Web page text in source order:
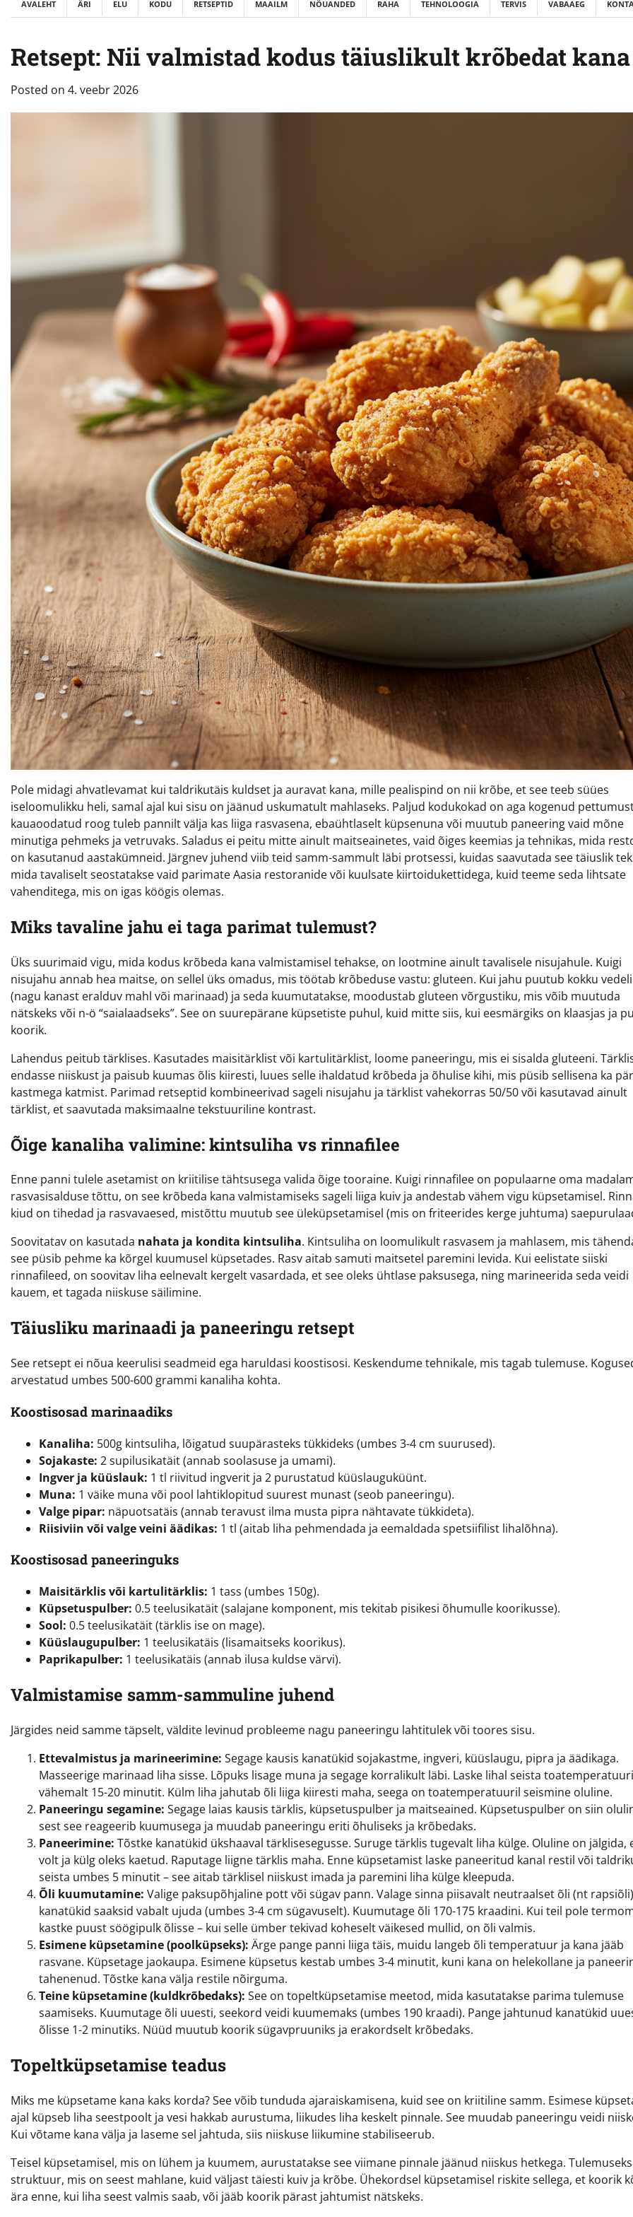
AVALEHT ÄRI ELU KODU RETSEPTID MAAILM NÕUANDED RAHA TEHNOLOOGIA TERVIS VABAAEG
Retsept: Nii valmistad kodus täiuslikult krõbedat kana
Posted on 4. veebr 2026
Pole midagi ahvatlevamat kui taldrikutäis kuldset ja auravat kana, mille pealispind on nii krõbe, et see teeb süües
iseloomulikku heli, samal ajal kui sisu on jäänud uskumatult mahlaseks. Paljud kodukokad on aga kogenud
kauaoodatud roog tuleb pannilt välja kas liiga rasvasena, ebaühtlaselt küpsenuna või muutub paneering vaid mõne
minutiga pehmeks ja vetruvaks. Saladus ei peitu mitte ainult maitseainetes, vaid õiges keemias ja tehnikas, mida
on kasutanud aastakümneid. Järgnev juhend viib teid samm-sammult läbi protsessi, kuidas saavutada see täiuslik
mida tavaliselt seostatakse vaid parimate Aasia restoranide või kuulsate kiirtoidukettidega, kuid teeme seda lihtsate
vahenditega, mis on igas köögis olemas.
Miks tavaline jahu ei taga parimat tulemust?
Üks suurimaid vigu, mida kodus krõbeda kana valmistamisel tehakse, on lootmine ainult tavalisele nisujahule. Kuigi
nisujahu annab hea maitse, on sellel üks omadus, mis töötab krõbeduse vastu: gluteen. Kui jahu puutub kokku
(nagu kanast eralduv mahl või marinaad) ja seda kuumutatakse, moodustab gluteen võrgustiku, mis võib muutuda
nätskeks või n-ö “saialaadseks”. See on suurepärane küpsetiste puhul, kuid mitte siis, kui eesmärgiks on klaasjas ja
koorik.
Lahendus peitub tärklises. Kasutades maisitärklist või kartulitärklist, loome paneeringu, mis ei sisalda gluteeni.
endasse niiskust ja paisub kuumas õlis kiiresti, luues selle ihaldatud krõbeda ja õhulise kihi, mis püsib sellisena ka
kastmega katmist. Parimad retseptid kombineerivad sageli nisujahu ja tärklist vahekorras 50/50 või kasutavad ainult
tärklist, et saavutada maksimaalne tekstuuriline kontrast.
Õige kanaliha valimine: kintsuliha vs rinnafilee
Enne panni tulele asetamist on kriitilise tähtsusega valida õige tooraine. Kuigi rinnafilee on populaarne oma
rasvasisalduse tõttu, on see krõbeda kana valmistamiseks sageli liiga kuiv ja andestab vähem vigu küpsetamisel.
kiud on tihedad ja rasvavaesed, mistõttu muutub see üleküpsetamisel (mis on friteerides kerge juhtuma)
Soovitatav on kasutada nahata ja kondita kintsuliha. Kintsuliha on loomulikult rasvasem ja mahlasem, mis
see püsib pehme ka kõrgel kuumusel küpsetades. Rasv aitab samuti maitsetel paremini levida. Kui eelistate siiski
rinnafileed, on soovitav liha eelnevalt kergelt vasardada, et see oleks ühtlase paksusega, ning marineerida seda veidi
kauem, et tagada niiskuse säilimine.
Täiusliku marinaadi ja paneeringu retsept
See retsept ei nõua keerulisi seadmeid ega haruldasi koostisosi. Keskendume tehnikale, mis tagab tulemuse.
arvestatud umbes 500-600 grammi kanaliha kohta.
Koostisosad marinaadiks
Kanaliha: 500g kintsuliha, lõigatud suupärasteks tükkideks (umbes 3-4 cm suurused).
Sojakaste: 2 supilusikatäit (annab soolasuse ja umami).
Ingver ja küüslauk: 1 tl riivitud ingverit ja 2 purustatud küüslauguküünt.
Muna: 1 väike muna või pool lahtiklopitud suurest munast (seob paneeringu).
Valge pipar: näpuotsatäis (annab teravust ilma musta pipra nähtavate tükkideta).
Riisiviin või valge veini äädikas: 1 tl (aitab liha pehmendada ja eemaldada spetsiifilist lihalõhna).
Koostisosad paneeringuks
Maisitärklis või kartulitärklis: 1 tass (umbes 150g).
Küpsetuspulber: 0.5 teelusikatäit (salajane komponent, mis tekitab pisikesi õhumulle koorikusse).
Sool: 0.5 teelusikatäit (tärklis ise on mage).
Küüslaugupulber: 1 teelusikatäis (lisamaitseks koorikus).
Paprikapulber: 1 teelusikatäis (annab ilusa kuldse värvi).
Valmistamise samm-sammuline juhend
Järgides neid samme täpselt, väldite levinud probleeme nagu paneeringu lahtitulek või toores sisu.
Ettevalmistus ja marineerimine: Segage kausis kanatükid sojakastme, ingveri, küüslaugu, pipra ja äädikaga.
Masseerige marinaad liha sisse. Lõpuks lisage muna ja segage korralikult läbi. Laske lihal seista
vähemalt 15-20 minutit. Külm liha jahutab õli liiga kiiresti maha, seega on toatemperatuuril seismine oluline.
Paneeringu segamine: Segage laias kausis tärklis, küpsetuspulber ja maitseained. Küpsetuspulber on siin
sest see reageerib kuumusega ja muudab paneeringu eriti õhuliseks ja krõbedaks.
Paneerimine: Tõstke kanatükid ükshaaval tärklisesegusse. Suruge tärklis tugevalt liha külge. Oluline on jälgida,
volt ja külg oleks kaetud. Raputage liigne tärklis maha. Enne küpsetamist laske paneeritud kanal restil või
seista umbes 5 minutit – see aitab tärklisel niiskust imada ja paremini liha külge kleepuda.
Õli kuumutamine: Valige paksupõhjaline pott või sügav pann. Valage sinna piisavalt neutraalset õli (nt
kanatükid saaksid vabalt ujuda (umbes 3-4 cm sügavuselt). Kuumutage õli 170-175 kraadini. Kui teil pole
kastke puust söögipulk õlisse – kui selle ümber tekivad koheselt väikesed mullid, on õli valmis.
Esimene küpsetamine (poolküpseks): Ärge pange panni liiga täis, muidu langeb õli temperatuur ja kana jääb
rasvane. Küpsetage jaokaupa. Esimene küpsetus kestab umbes 3-4 minutit, kuni kana on helekollane ja
tahenenud. Tõstke kana välja restile nõirguma.
Teine küpsetamine (kuldkrõbedaks): See on topeltküpsetamise meetod, mida kasutatakse parima tulemuse
saamiseks. Kuumutage õli uuesti, seekord veidi kuumemaks (umbes 190 kraadi). Pange jahtunud kanatükid
õlisse 1-2 minutiks. Nüüd muutub koorik sügavpruuniks ja erakordselt krõbedaks.
Topeltküpsetamise teadus
Miks me küpsetame kana kaks korda? See võib tunduda ajaraiskamisena, kuid see on kriitiline samm. Esimese
ajal küpseb liha seestpoolt ja vesi hakkab aurustuma, liikudes liha keskelt pinnale. See muudab paneeringu veidi
Kui võtame kana välja ja laseme sel jahtuda, siis niiskuse liikumine stabiliseerub.
Teisel küpsetamisel, mis on lühem ja kuumem, aurustatakse see viimane pinnale jäänud niiskus hetkega.
struktuur, mis on seest mahlane, kuid väljast täiesti kuiv ja krõbe. Ühekordsel küpsetamisel riskite sellega, et koorik
ära enne, kui liha seest valmis saab, või jääb koorik pärast jahtumist nätskeks.